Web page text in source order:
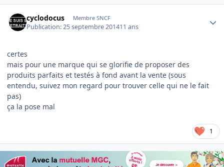
cyclodocus Membre SNCF
Publication:25 septembre 201411 ans
certes
mais pour une marque qui se glorifie de proposer des
produits parfaits et testés à fond avant la vente (sous
entendu, suivez mon regard pour trouver celle qui ne le fait
pas)
ça la pose mal
1